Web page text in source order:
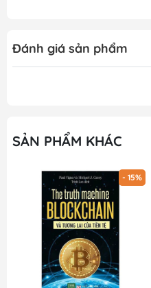
Đánh giá sản phẩm
SẢN PHẨM KHÁC
- 15%